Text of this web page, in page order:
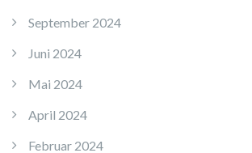
September 2024
Juni 2024
Mai 2024
April 2024
Februar 2024